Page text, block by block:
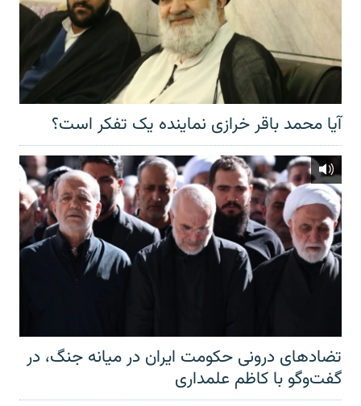
آیا محمد باقر خرازی نماینده یک تفکر است؟
تضادهای درونی حکومت ایران در میانه جنگ، در
گفت‌‌وگو با کاظم علمداری